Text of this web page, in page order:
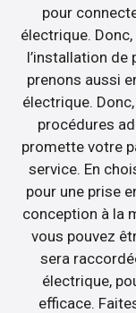
pour
électrique.
l’installation de
prenons aussi
électrique.
procédures
promette votre
service. En
pour une prise
conception à la
vous pouvez
sera
électrique,
efficace.